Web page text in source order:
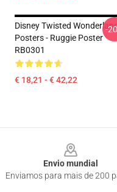
Disney Twisted
Posters - Ruggie Poster
RB0301
€ 18,21 - € 42,22
-
Envio mundial
Enviamos para mais de 200